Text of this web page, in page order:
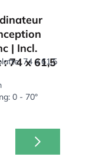
| Incl.
74 x 61,5
74 x 61,5
0 - 70°